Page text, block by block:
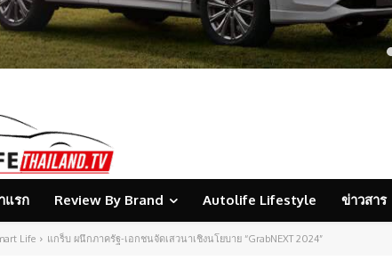
แรก Review By Brand Autolife Lifestyle ข่าวสาร
Life แกร็บ ผนึกภาครัฐ-เอกชนจัดเสวนาเชิงนโยบาย “GrabNEXT 2024”